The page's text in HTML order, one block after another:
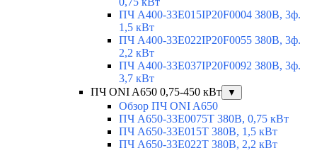
ПЧ A400-33E015IP20F0004 380В, 3ф.
1,5 кВт
ПЧ A400-33E022IP20F0055 380В, 3ф.
2,2 кВт
ПЧ A400-33E037IP20F0092 380В, 3ф.
3,7 кВт
ПЧ ONI A650 0,75-450 кВт
▼
Обзор ПЧ ONI A650
ПЧ A650-33E0075T 380В, 0,75 кВт
ПЧ A650-33E015T 380В, 1,5 кВт
ПЧ A650-33E022T 380В, 2,2 кВт